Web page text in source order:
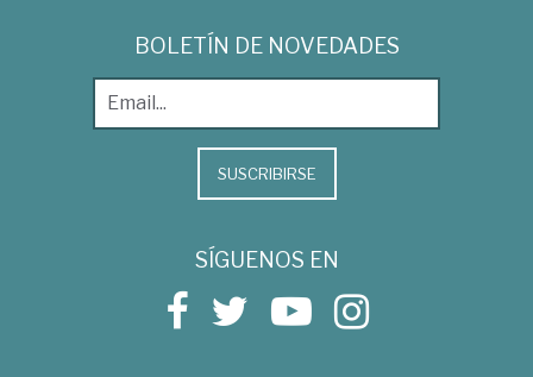
BOLETÍN DE NOVEDADES
SUSCRIBIRSE
SÍGUENOS EN